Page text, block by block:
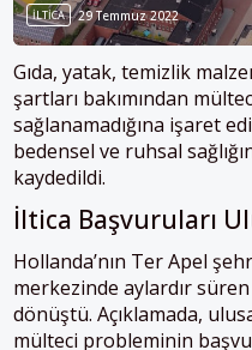
İLTICA 29 Temmuz 2022
Gıda, yatak, temizlik
şartları bakımından
sağlanamadığına işaret
bedensel ve ruhsal
kaydedildi.
İltica Başvuruları
Hollanda’nın Ter Apel
merkezinde aylardır
dönüştü. Açıklamada,
mülteci probleminin